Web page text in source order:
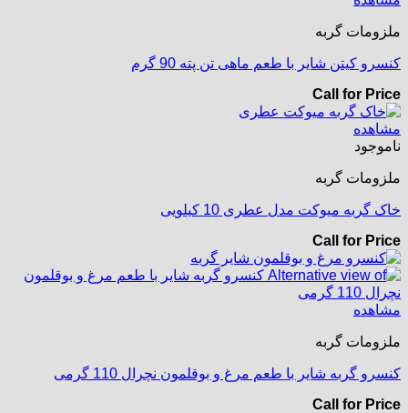
ملزومات گربه
کنسرو کیتن شایر با طعم ماهی تن پته 90 گرم
Call for Price
مشاهده
ناموجود
ملزومات گربه
خاک گربه میوکت مدل عطری 10 کیلویی
Call for Price
مشاهده
ملزومات گربه
کنسرو گربه شایر با طعم مرغ و بوقلمون نچرال 110 گرمی
Call for Price